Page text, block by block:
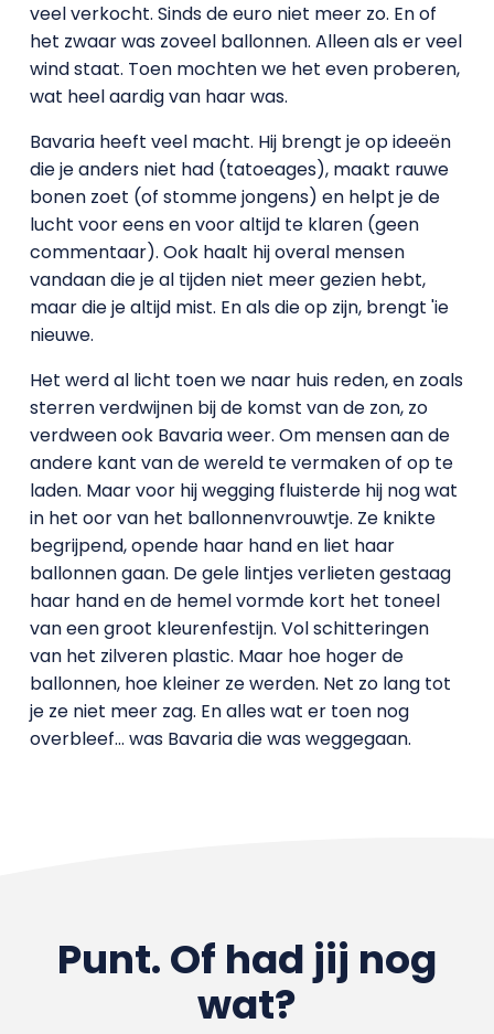
veel verkocht. Sinds de euro niet meer zo. En of
het zwaar was zoveel ballonnen. Alleen als er veel
wind staat. Toen mochten we het even proberen,
wat heel aardig van haar was.
Bavaria heeft veel macht. Hij brengt je op ideeën
die je anders niet had (tatoeages), maakt rauwe
bonen zoet (of stomme jongens) en helpt je de
lucht voor eens en voor altijd te klaren (geen
commentaar). Ook haalt hij overal mensen
vandaan die je al tijden niet meer gezien hebt,
maar die je altijd mist. En als die op zijn, brengt 'ie
nieuwe.
Het werd al licht toen we naar huis reden, en zoals
sterren verdwijnen bij de komst van de zon, zo
verdween ook Bavaria weer. Om mensen aan de
andere kant van de wereld te vermaken of op te
laden. Maar voor hij wegging fluisterde hij nog wat
in het oor van het ballonnenvrouwtje. Ze knikte
begrijpend, opende haar hand en liet haar
ballonnen gaan. De gele lintjes verlieten gestaag
haar hand en de hemel vormde kort het toneel
van een groot kleurenfestijn. Vol schitteringen
van het zilveren plastic. Maar hoe hoger de
ballonnen, hoe kleiner ze werden. Net zo lang tot
je ze niet meer zag. En alles wat er toen nog
overbleef… was Bavaria die was weggegaan.
Punt. Of had jij nog
wat?